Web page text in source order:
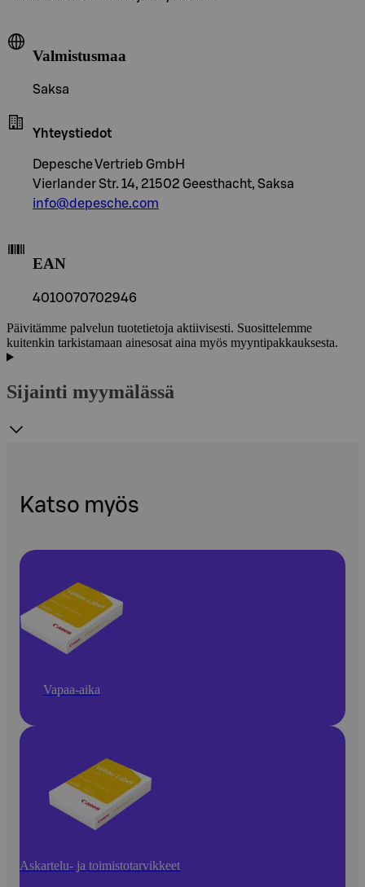
Valmistusmaa
Saksa
Yhteystiedot
Depesche Vertrieb GmbH
Vierlander Str. 14, 21502 Geesthacht, Saksa
info@depesche.com
EAN
4010070702946
Päivitämme palvelun tuotetietoja aktiivisesti. Suosittelemme
kuitenkin tarkistamaan ainesosat aina myös myyntipakkauksesta.
Sijainti myymälässä
Katso myös
Vapaa-aika
Askartelu- ja toimistotarvikkeet